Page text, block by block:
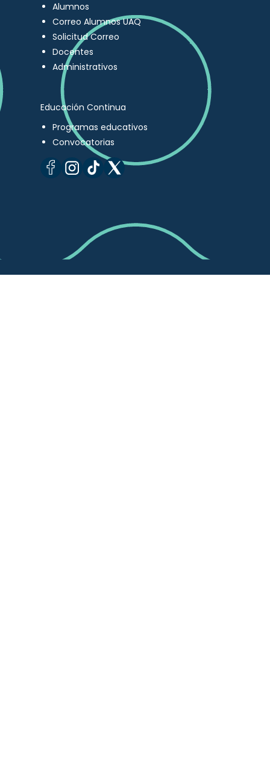
Alumnos
Correo Alumnos UAQ
Solicitud Correo
Docentes
Administrativos
Educación Continua
Programas educativos
Convocatorias